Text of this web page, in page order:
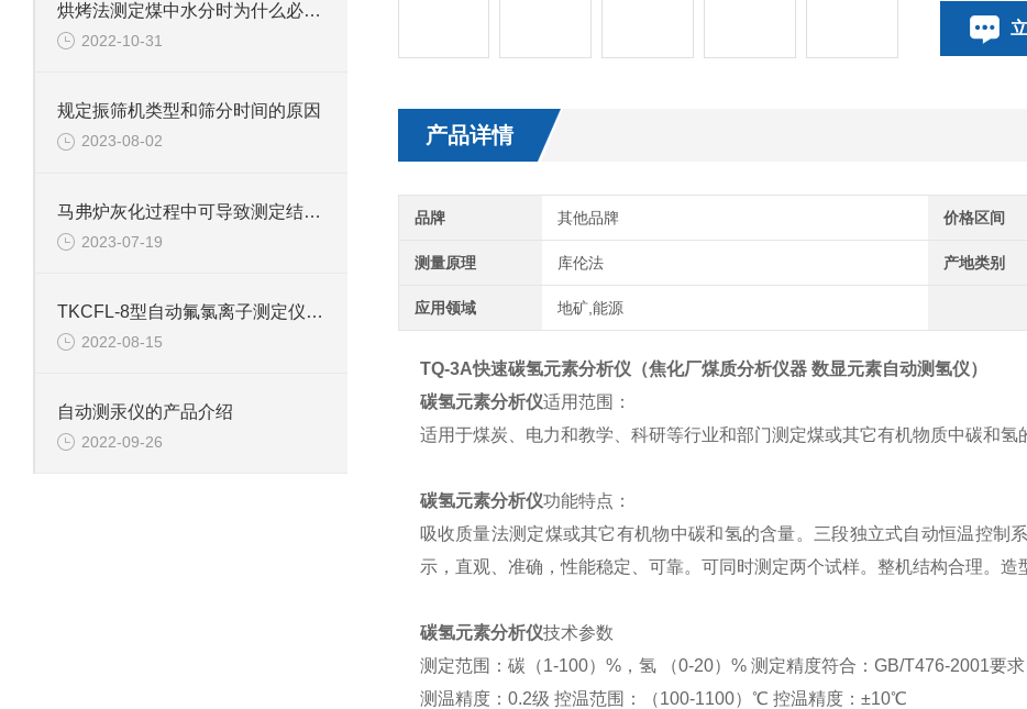
产品详情
品牌 其他品牌 价格区间
测量原理 库伦法 产地类别
应用领域 地矿,能源
TQ-3A快速碳氢元素分析仪（焦化厂煤质分析仪器 数显元素自动测氢仪）
碳氢元素分析仪适用范围：
适用于煤炭、电力和教学、科研等行业和部门测定煤或其它有机物质中碳和氢
碳氢元素分析仪功能特点：
吸收质量法测定煤或其它有机物中碳和氢的含量。三段独立式自动恒温控制
示，直观、准确，性能稳定、可靠。可同时测定两个试样。整机结构合理。造
碳氢元素分析仪技术参数
测定范围：碳（1-100）%，氢 （0-20）% 测定精度符合：GB/T476-2001要求
测温精度：0.2级 控温范围：（100-1100）℃ 控温精度：±10℃
烘烤法测定煤中水分时为什么必须用带鼓风的烘箱？
2022-10-31
规定振筛机类型和筛分时间的原因
2023-08-02
马弗炉灰化过程中可导致测定结果偏高的可能原因
2023-07-19
TKCFL-8型自动氟氯离子测定仪的技术参数
2022-08-15
自动测汞仪的产品介绍
2022-09-26